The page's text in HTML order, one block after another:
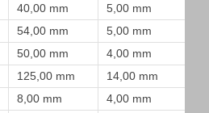
40,00 mm
5,00 mm
54,00 mm
5,00 mm
50,00 mm
4,00 mm
125,00 mm
14,00 mm
8,00 mm
4,00 mm